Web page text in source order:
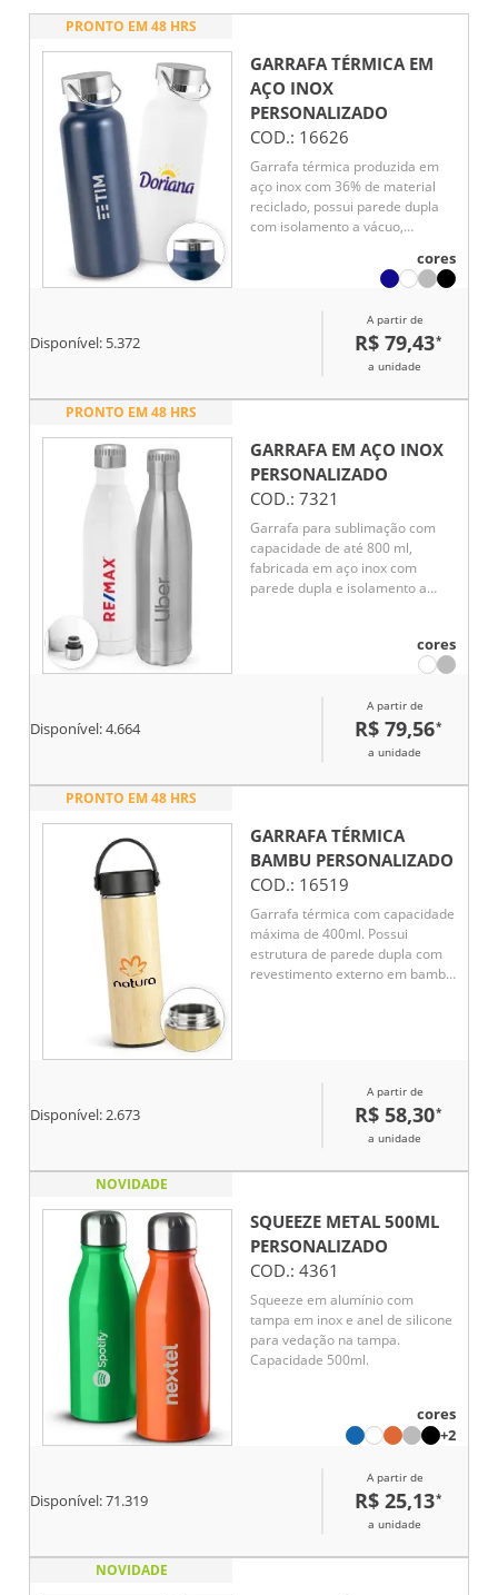
PRONTO EM 48 HRS
GARRAFA TÉRMICA EM
AÇO INOX
PERSONALIZADO
COD.: 16626
Garrafa térmica produzida em
aço inox com 36% de material
reciclado, possui parede dupla
com isolamento a vácuo,
temperatura das bebidas por
mais tempo. Conta com tampa
em inox, unindo praticidade e
sofisticação. Capacidade de até
cores
Disponível: 5.372
A partir de
R$ 79,43*
a unidade
PRONTO EM 48 HRS
GARRAFA EM AÇO INOX
PERSONALIZADO
COD.: 7321
Garrafa para sublimação com
capacidade de até 800 ml,
fabricada em aço inox com
parede dupla e isolamento a
temperatura por mais tempo.
cores
Disponível:4.664
A partir de
R$ 79,56*
a unidade
PRONTO EM 48 HRS
GARRAFA TÉRMICA
BAMBU PERSONALIZADO
COD.: 16519
Garrafa térmica com capacidade
máxima de 400ml. Possui
estrutura de parede dupla com
revestimento externo em bambu
Disponível:2.673
A partir de
R$ 58,30*
a unidade
NOVIDADE
SQUEEZE METAL 500ML
PERSONALIZADO
COD.: 4361
Squeeze em alumínio com
tampa em inox e anel de silicone
para vedação na tampa.
Capacidade 500ml.
cores
+2
Disponível:71.319
A partir de
R$ 25,13*
a unidade
NOVIDADE